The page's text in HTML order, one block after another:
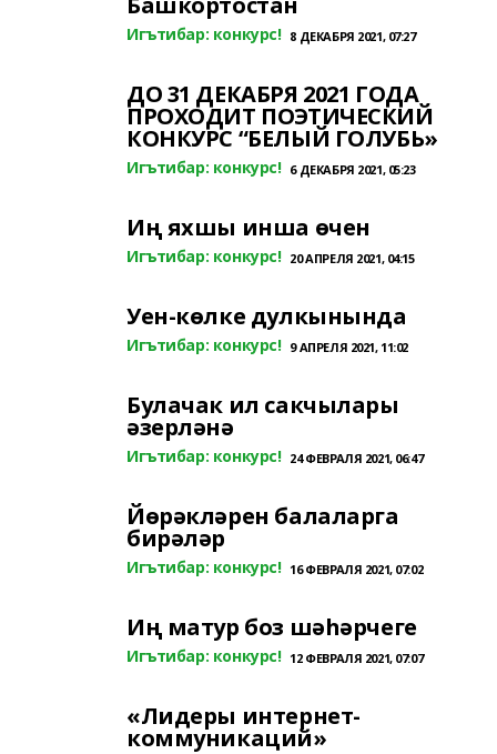
Игътибар: конкурс! 8 ДЕКАБРЯ 2021, 07:27
ДО 31 ДЕКАБРЯ 2021 ГОДА
ПРОХОДИТ ПОЭТИЧЕСКИЙ
КОНКУРС “БЕЛЫЙ ГОЛУБЬ»
Игътибар: конкурс! 6 ДЕКАБРЯ 2021, 05:23
Иң яхшы инша өчен
Игътибар: конкурс! 20 АПРЕЛЯ 2021, 04:15
Уен-көлке дулкынында
Игътибар: конкурс! 9 АПРЕЛЯ 2021, 11:02
Булачак ил сакчылары
әзерләнә
Игътибар: конкурс! 24 ФЕВРАЛЯ 2021, 06:47
Йөрәкләрен балаларга
бирәләр
Игътибар: конкурс! 16 ФЕВРАЛЯ 2021, 07:02
Иң матур боз шәһәрчеге
Игътибар: конкурс! 12 ФЕВРАЛЯ 2021, 07:07
«Лидеры интернет-
коммуникаций»